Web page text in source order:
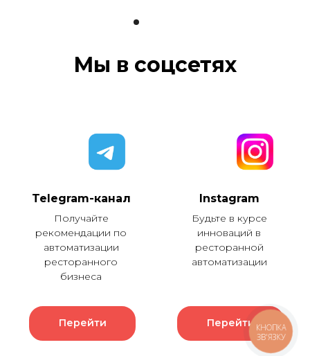
Мы в соцсетях
Telegram-канал
Получайте
рекомендации по
автоматизации
ресторанного
бизнеса
Перейти
Instagram
Будьте в курсе
инноваций в
ресторанной
автоматизации
Перейти КНОПКА
ЗВ'ЯЗКУ